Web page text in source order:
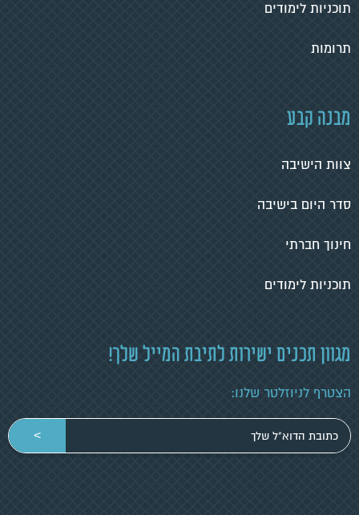
תוכניות לימודים
תרומות
מבנה קבע
צוות הישיבה
סדר היום בישיבה
חינוך חברתי
תוכניות לימודים
מגוון תכנים ישירות לתיבת המייל שלך!
הצטרף לניוזלטר שלנו:
הכניסי
כתובת
>